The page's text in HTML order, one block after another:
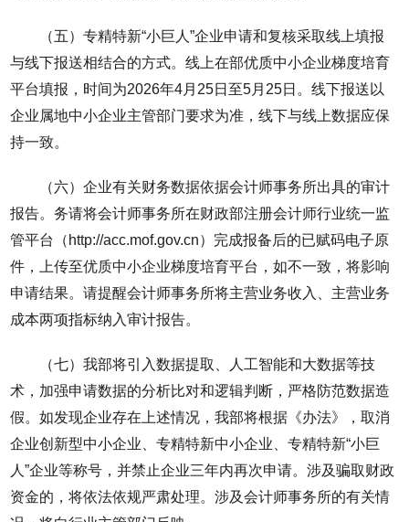
（五）专精特新“小巨人”企业申请和复核采取线上填报
与线下报送相结合的方式。线上在部优质中小企业梯度培育
平台填报，时间为2026年4月25日至5月25日。线下报送以
企业属地中小企业主管部门要求为准，线下与线上数据应保
持一致。
（六）企业有关财务数据依据会计师事务所出具的审计
报告。务请将会计师事务所在财政部注册会计师行业统一监
管平台（http://acc.mof.gov.cn）完成报备后的已赋码电子原
件，上传至优质中小企业梯度培育平台，如不一致，将影响
申请结果。请提醒会计师事务所将主营业务收入、主营业务
成本两项指标纳入审计报告。
（七）我部将引入数据提取、人工智能和大数据等技
术，加强申请数据的分析比对和逻辑判断，严格防范数据造
假。如发现企业存在上述情况，我部将根据《办法》，取消
企业创新型中小企业、专精特新中小企业、专精特新“小巨
人”企业等称号，并禁止企业三年内再次申请。涉及骗取财政
资金的，将依法依规严肃处理。涉及会计师事务所的有关情